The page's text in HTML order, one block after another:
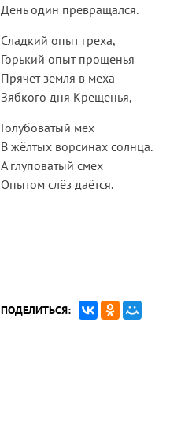
День один превращался.
Сладкий опыт греха,
Горький опыт прощенья
Прячет земля в меха
Зябкого дня Крещенья, —
Голубоватый мех
В жёлтых ворсинах солнца.
А глуповатый смех
Опытом слёз даётся.
ПОДЕЛИТЬСЯ: